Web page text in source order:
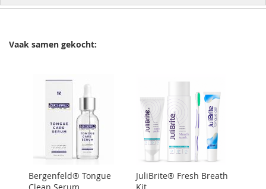
Vaak samen gekocht:
Bergenfeld® Tongue
JuliBrite® Fresh Breath